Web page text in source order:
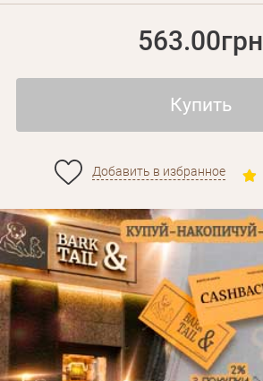
563.00грн
Купить
Добавить в избранное
Забыли пароль?